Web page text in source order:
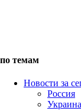
по темам
Новости за
Россия
Украина